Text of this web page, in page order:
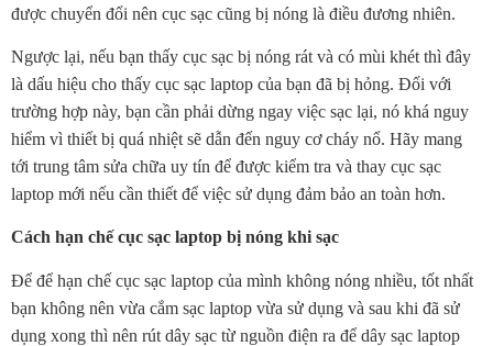
được chuyển đổi nên cục sạc cũng bị nóng là điều đương nhiên.
Ngược lại, nếu bạn thấy cục sạc bị nóng rát và có mùi khét thì đây
là dấu hiệu cho thấy cục sạc laptop của bạn đã bị hỏng. Đối với
trường hợp này, bạn cần phải dừng ngay việc sạc lại, nó khá nguy
hiểm vì thiết bị quá nhiệt sẽ dẫn đến nguy cơ cháy nổ. Hãy mang
tới trung tâm sửa chữa uy tín để được kiểm tra và thay cục sạc
laptop mới nếu cần thiết để việc sử dụng đảm bảo an toàn hơn.
Cách hạn chế cục sạc laptop bị nóng khi sạc
Để để hạn chế cục sạc laptop của mình không nóng nhiều, tốt nhất
bạn không nên vừa cắm sạc laptop vừa sử dụng và sau khi đã sử
dụng xong thì nên rút dây sạc từ nguồn điện ra để dây sạc laptop